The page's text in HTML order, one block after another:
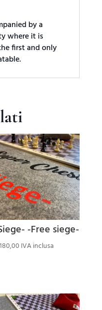
by a
where it is
first and only
-Free siege-
180,00 IVA inclusa